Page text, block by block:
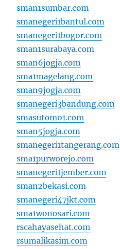
sman1sumbar.com
smanegeri1bantul.com
smanegeri1bogor.com
sman1surabaya.com
sman6jogja.com
sma1magelang.com
sman9jogja.com
smanegeri3bandung.com
smasutomo1.com
sman5jogja.com
smanegeri1tangerang.com
sma1purworejo.com
smanegeri1jember.com
sman2bekasi.com
smanegeri47jkt.com
sma1wonosari.com
rscahayasehat.com
rsumalikasim.com